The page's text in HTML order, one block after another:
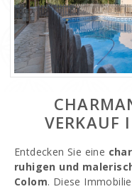
VERKAUF
Entdecken Sie eine
ruhigen und
Colom. Diese